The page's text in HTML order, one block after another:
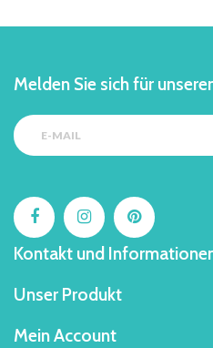
Melden Sie sich für
Kontakt und
Unser Produkt
Mein Account